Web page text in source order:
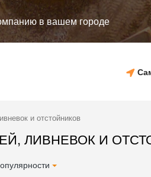
в вашем городе
и отстойников
ЛИВНЕВОК И